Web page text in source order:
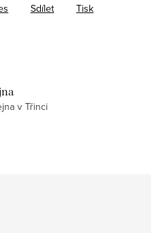
Tisk
Sdílet
v Třinci